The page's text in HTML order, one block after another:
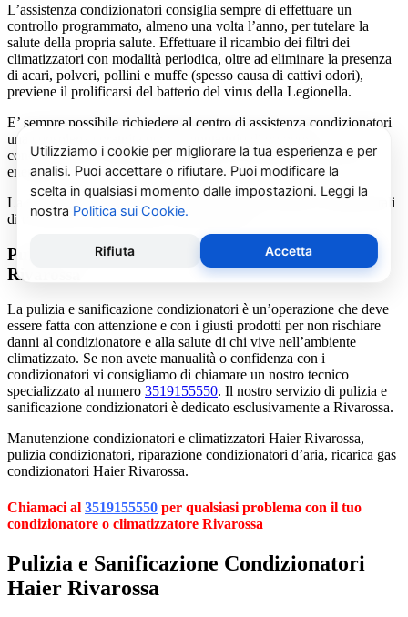
L’assistenza condizionatori consiglia sempre di effettuare un
controllo programmato, almeno una volta l’anno, per tutelare la
salute della propria salute. Effettuare il ricambio dei filtri dei
climatizzatori con modalità periodica, oltre ad eliminare la presenza
di acari, polveri, pollini e muffe (spesso causa di cattivi odori),
previene il prolificarsi del batterio del virus della Legionella.
E’ sempre possibile richiedere al centro di assistenza condizionatori
una consulenza gratuita per un montaggio di un nuovo
condizionatore o sulle ultime normative in materia di risparmio
energetico.
La salute e il benessere sono quindi essere gli obiettivi fondamentali
di un addetto alla assistenza condizionatori.
Pulizia e Sanificazione Condizionatori Haier
Rivarossa
La pulizia e sanificazione condizionatori è un’operazione che deve
essere fatta con attenzione e con i giusti prodotti per non rischiare
danni al condizionatore e alla salute di chi vive nell’ambiente
climatizzato. Se non avete manualità o confidenza con i
condizionatori vi consigliamo di chiamare un nostro tecnico
specializzato al numero 3519155550. Il nostro servizio di pulizia e
sanificazione condizionatori è dedicato esclusivamente a Rivarossa.
Manutenzione condizionatori e climatizzatori Haier Rivarossa,
pulizia condizionatori, riparazione condizionatori d’aria, ricarica gas
condizionatori Haier Rivarossa.
Chiamaci al 3519155550 per qualsiasi problema con il tuo
condizionatore o climatizzatore Rivarossa
Pulizia e Sanificazione Condizionatori
Haier Rivarossa